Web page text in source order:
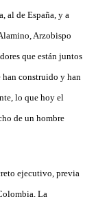
al de España, y a
Arzobispo
que están juntos
han construido y han
lo que hoy el
de un hombre
ejecutivo, previa
La